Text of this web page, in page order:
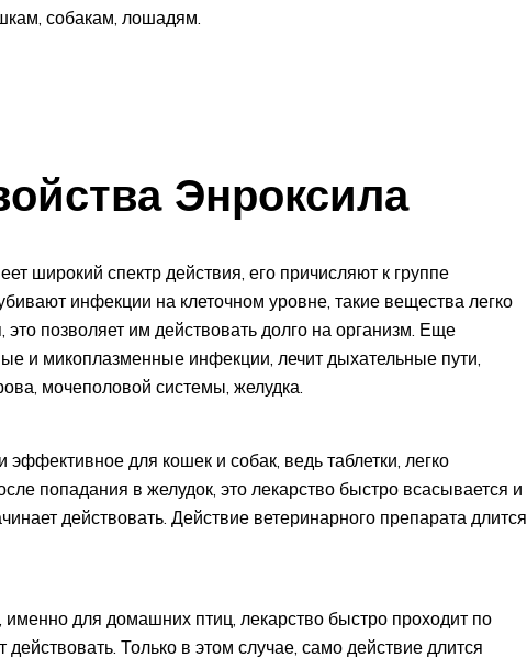
собакам, лошадям.
Энроксила
широкий спектр действия, его причисляют к группе
инфекции на клеточном уровне, такие вещества легко
позволяет им действовать долго на организм. Еще
и микоплазменные инфекции, лечит дыхательные пути,
мочеполовой системы, желудка.
для кошек и собак, ведь таблетки, легко
попадания в желудок, это лекарство быстро всасывается и
действовать. Действие ветеринарного препарата длится
для домашних птиц, лекарство быстро проходит по
Только в этом случае, само действие длится